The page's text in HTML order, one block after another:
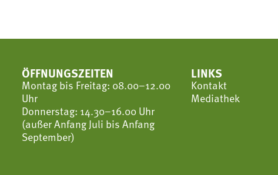
ÖFFNUNGSZEITEN
Montag bis Freitag: 08.00–12.00
Uhr
Donnerstag: 14.30–16.00 Uhr
(außer Anfang Juli bis Anfang
September)
LINKS
Kontakt
Mediathek